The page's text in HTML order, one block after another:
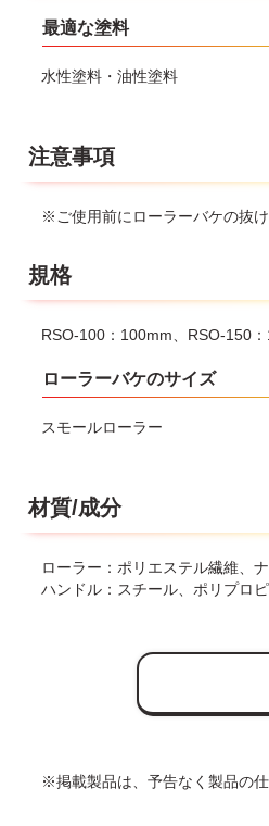
最適な塗料
水性塗料・油性塗料
注意事項
※ご使用前にローラーバケの抜
規格
RSO-100：100mm、RSO-150
ローラーバケのサイズ
スモールローラー
材質/成分
ローラー：ポリエステル繊維、
ハンドル：スチール、ポリプロ
※掲載製品は、予告なく製品の